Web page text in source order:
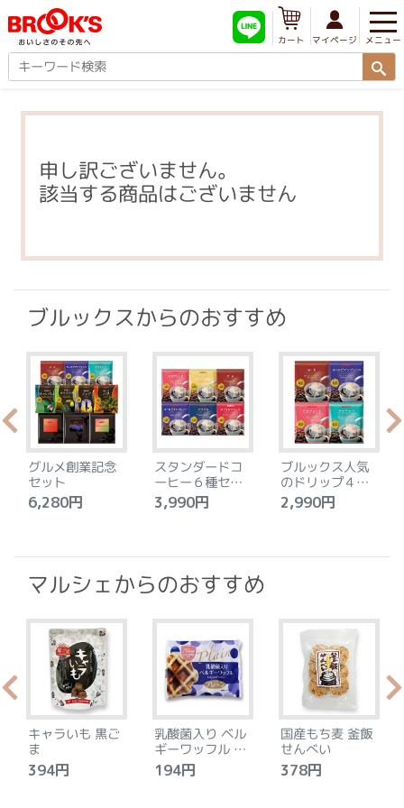
メニュー
マイページ
カート
申し訳ございません。
該当する商品はございません
ブルックスからのおすすめ
グルメ創業記念
セット
6,280円
スタンダードコ
ーヒー６種セッ
ト
3,990円
ブルックス人気
のドリップ４種
セット
2,990円
マルシェからのおすすめ
キャラいも 黒ご
ま
394円
乳酸菌入り ベル
ギーワッフル プ
レーン
194円
国産もち麦 釜飯
せんべい
378円